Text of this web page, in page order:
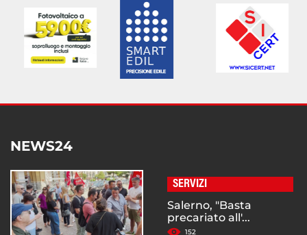
NEWS24
SERVIZI
Salerno, "Basta
precariato all'...
152